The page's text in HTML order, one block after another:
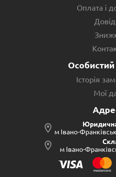
Оплата і
Особистий
Історія
Мої
м Івано-
м Івано-